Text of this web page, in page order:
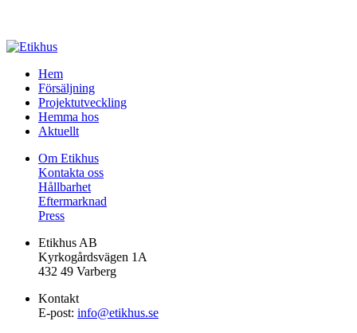
vidare
innehåll
Hem
Försäljning
Projektutveckling
Hemma hos
Aktuellt
Om Etikhus
Kontakta oss
Hållbarhet
Eftermarknad
Press
Etikhus AB
Kyrkogårdsvägen 1A
432 49 Varberg
Kontakt
E-post: info@etikhus.se